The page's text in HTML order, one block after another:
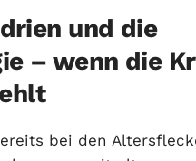
und die
– wenn die
bei den